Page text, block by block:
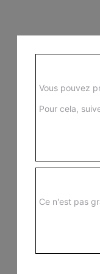
Vous pouvez
Pour cela,
Ce n'est pas